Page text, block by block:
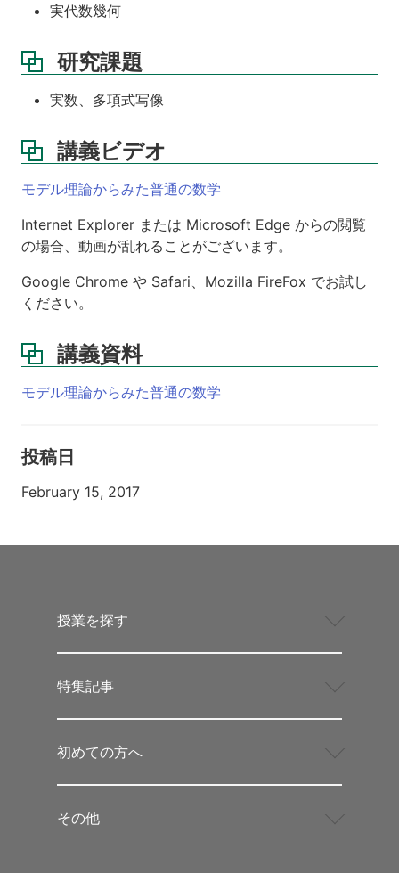
実代数幾何
研究課題
実数、多項式写像
講義ビデオ
モデル理論からみた普通の数学
Internet Explorer または Microsoft Edge からの閲覧
の場合、動画が乱れることがございます。
Google Chrome や Safari、Mozilla FireFox でお試し
ください。
講義資料
モデル理論からみた普通の数学
投稿日
February 15, 2017
授業を探す
特集記事
初めての方へ
その他